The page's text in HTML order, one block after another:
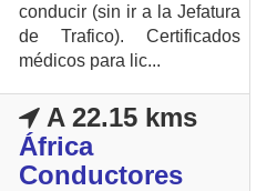
conducir (sin ir a la Jefatura
de Trafico). Certificados
médicos para lic...
A 22.15 kms
África
Conductores